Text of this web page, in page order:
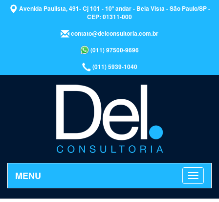
Avenida Paulista, 491- Cj 101 - 10º andar - Bela Vista - São Paulo/SP -
CEP: 01311-000
contato@delconsultoria.com.br
(011) 97500-9696
(011) 5939-1040
MENU